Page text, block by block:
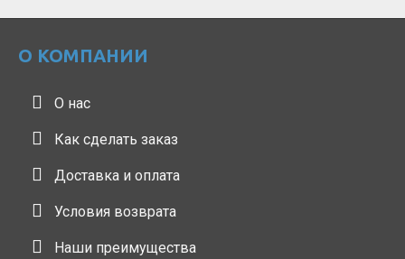
О КОМПАНИИ
О нас
Как сделать заказ
Доставка и оплата
Условия возврата
Наши преимущества